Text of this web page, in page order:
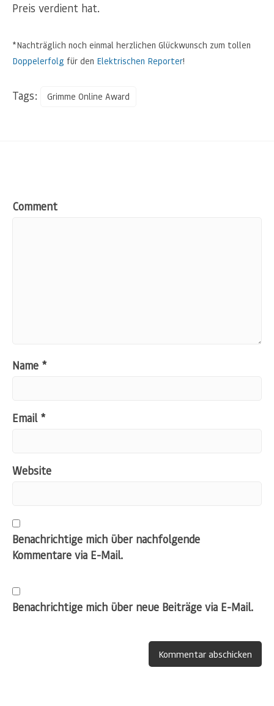
Preis verdient hat.
*Nachträglich noch einmal herzlichen Glückwunsch zum tollen
Doppelerfolg für den Elektrischen Reporter!
Tags: Grimme Online Award
Comment
Name *
Email *
Website
Benachrichtige mich über nachfolgende
Kommentare via E-Mail.
Benachrichtige mich über neue Beiträge via E-Mail.